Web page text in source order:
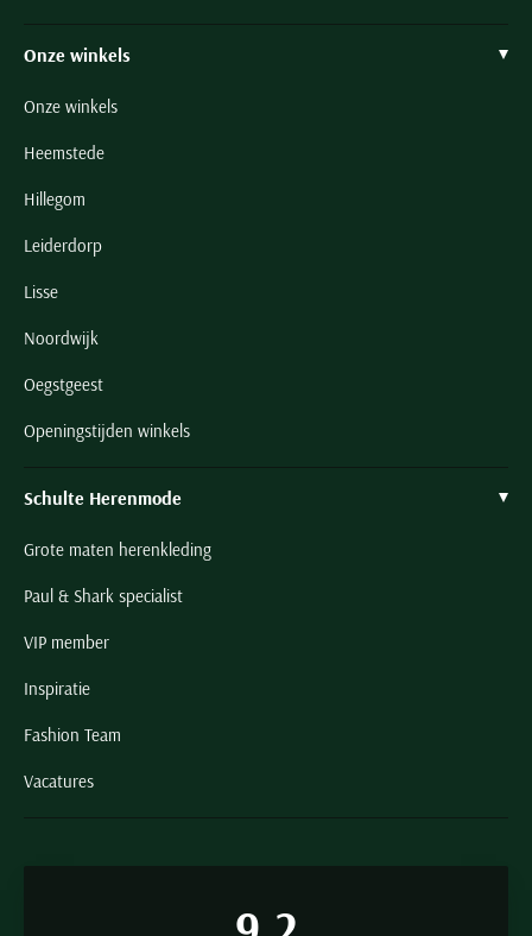
Onze winkels
Onze winkels
Heemstede
Hillegom
Leiderdorp
Lisse
Noordwijk
Oegstgeest
Openingstijden winkels
Schulte Herenmode
Grote maten herenkleding
Paul & Shark specialist
VIP member
Inspiratie
Fashion Team
Vacatures